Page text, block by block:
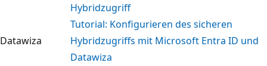
Hybridzugriff
Datawiza
Tutorial: Konfigurieren des sicheren
Hybridzugriffs mit Microsoft Entra ID und
Datawiza